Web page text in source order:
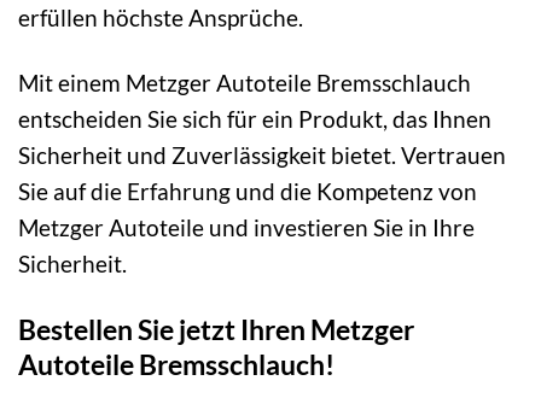
erfüllen höchste Ansprüche.
Mit einem Metzger Autoteile Bremsschlauch
entscheiden Sie sich für ein Produkt, das Ihnen
Sicherheit und Zuverlässigkeit bietet. Vertrauen
Sie auf die Erfahrung und die Kompetenz von
Metzger Autoteile und investieren Sie in Ihre
Sicherheit.
Bestellen Sie jetzt Ihren Metzger
Autoteile Bremsschlauch!